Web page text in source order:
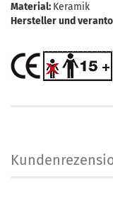
Material: Keramik
Hersteller und